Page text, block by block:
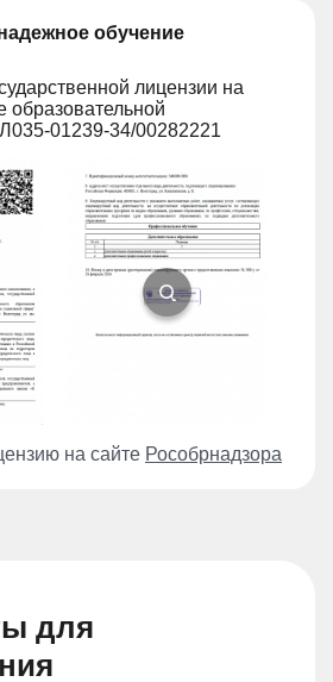
обучение
лицензии на
образовательной
01239-34/00282221
на сайте Рособрнадзора
для